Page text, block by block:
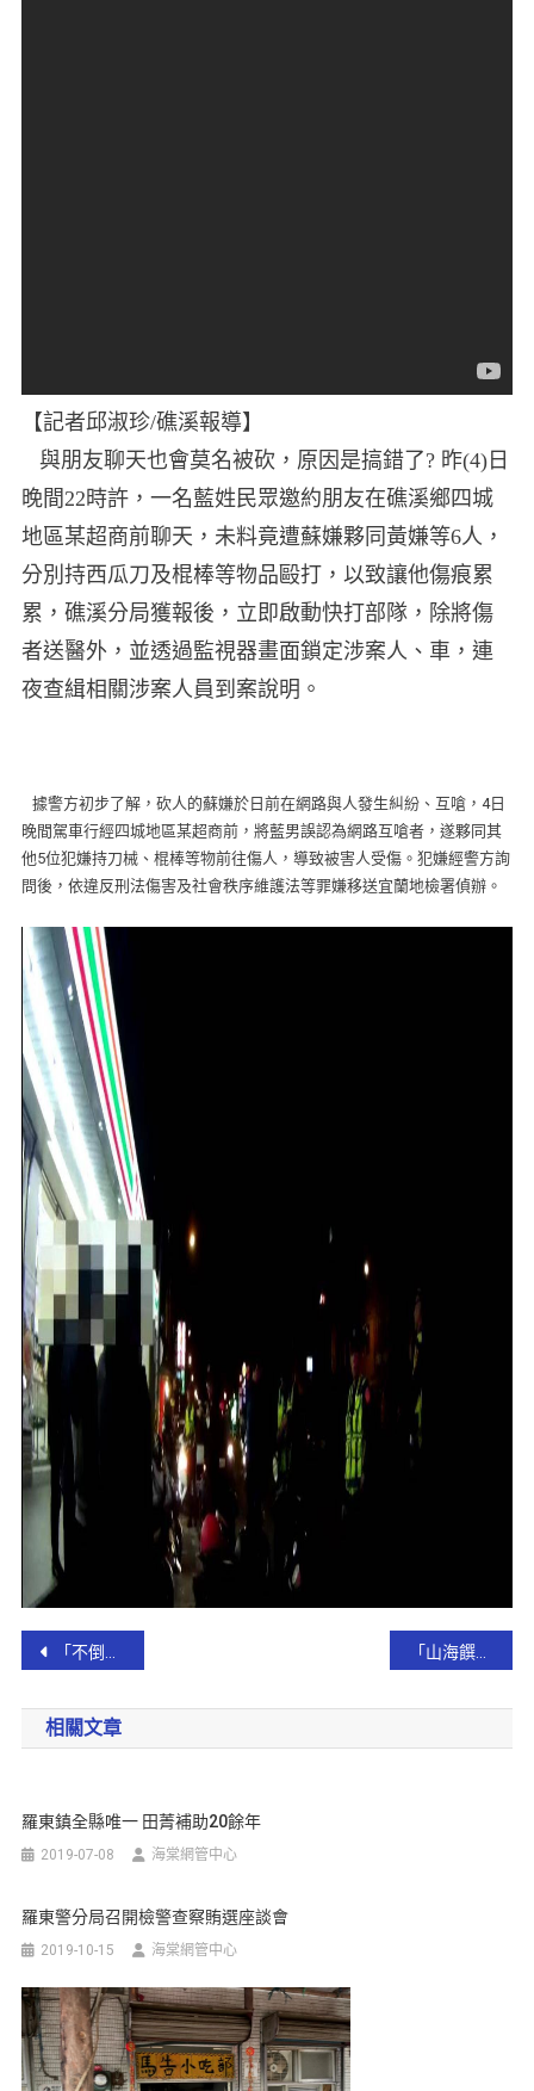
【記者邱淑珍/礁溪報導】
與朋友聊天也會莫名被砍，原因是搞錯了? 昨(4)日
晚間22時許，一名藍姓民眾邀約朋友在礁溪鄉四城
地區某超商前聊天，未料竟遭蘇嫌夥同黃嫌等6人，
分別持西瓜刀及棍棒等物品毆打，以致讓他傷痕累
累，礁溪分局獲報後，立即啟動快打部隊，除將傷
者送醫外，並透過監視器畫面鎖定涉案人、車，連
夜查緝相關涉案人員到案說明。
據警方初步了解，砍人的蘇嫌於日前在網路與人發生糾紛、互嗆，4日
晚間駕車行經四城地區某超商前，將藍男誤認為網路互嗆者，遂夥同其
他5位犯嫌持刀械、棍棒等物前往傷人，導致被害人受傷。犯嫌經警方詢
問後，依違反刑法傷害及社會秩序維護法等罪嫌移送宜蘭地檢署偵辦。
「不倒騎士、活出生命騎跡」 抗癌勇士騎單車環台圓夢
相關文章
羅東鎮全縣唯一 田菁補助20餘年
2019-07-08 海棠網管中心
羅東警分局召開檢警查察賄選座談會
2019-10-15 海棠網管中心